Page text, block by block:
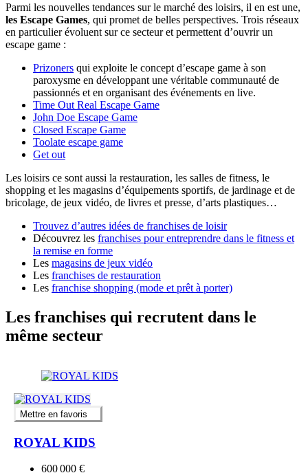
Parmi les nouvelles tendances sur le marché des loisirs, il en est une,
les Escape Games, qui promet de belles perspectives. Trois réseaux
en particulier évoluent sur ce secteur et permettent d’ouvrir un
escape game :
Prizoners qui exploite le concept d’escape game à son
paroxysme en développant une véritable communauté de
passionnés et en organisant des événements en live.
Time Out Real Escape Game
John Doe Escape Game
Closed Escape Game
Toolate escape game
Get out
Les loisirs ce sont aussi la restauration, les salles de fitness, le
shopping et les magasins d’équipements sportifs, de jardinage et de
bricolage, de jeux vidéo, de livres et presse, d’arts plastiques…
Trouvez d’autres idées de franchises de loisir
Découvrez les franchises pour entreprendre dans le fitness et
la remise en forme
Les magasins de jeux vidéo
Les franchises de restauration
Les franchise shopping (mode et prêt à porter)
Les franchises qui recrutent dans le
même secteur
Mettre en favoris
ROYAL KIDS
600 000 €